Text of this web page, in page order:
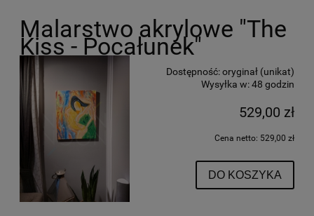
Malarstwo akrylowe "The
Kiss - Pocałunek"
Dostępność:oryginał (unikat)
Wysyłka w:48 godzin
529,00 zł
Cena netto: 529,00 zł
DO KOSZYKA